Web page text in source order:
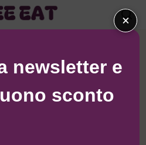
×
newsletter e
sconto